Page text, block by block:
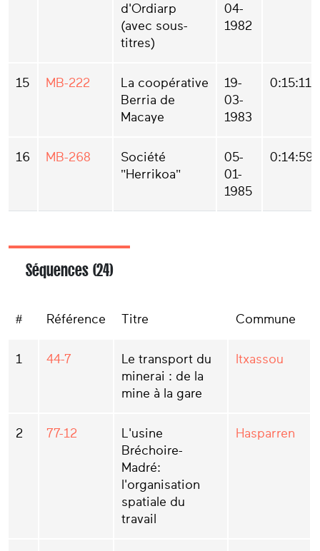
d'Ordiarp
(avec sous-
titres)
04-
1982
15 MB-222
La coopérative
Berria de
Macaye
19-
03-
1983
0:15:11
16 MB-268
Société
"Herrikoa"
05-
01-
1985
0:14:59
Séquences (24)
# Référence Titre Commune
1 44-7
Le transport du
minerai : de la
mine à la gare
Itxassou
2 77-12
L'usine
Bréchoire-
Madré:
l'organisation
spatiale du
travail
Hasparren